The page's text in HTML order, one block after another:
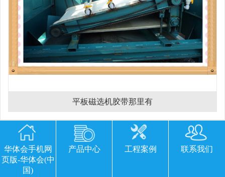
平板磁选机胶带那里有
欢迎您留下宝贵的意见或建议
华体会手机网
页版-华体会(中
国)
产品中心 工程案例 联系我们